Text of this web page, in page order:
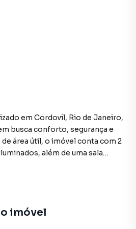
em Cordovil, Rio de Janeiro,
busca conforto, segurança e
área útil, o imóvel conta com 2
além de uma sala
é prática e funcional, e o
comodidades, como vaga
imóvel